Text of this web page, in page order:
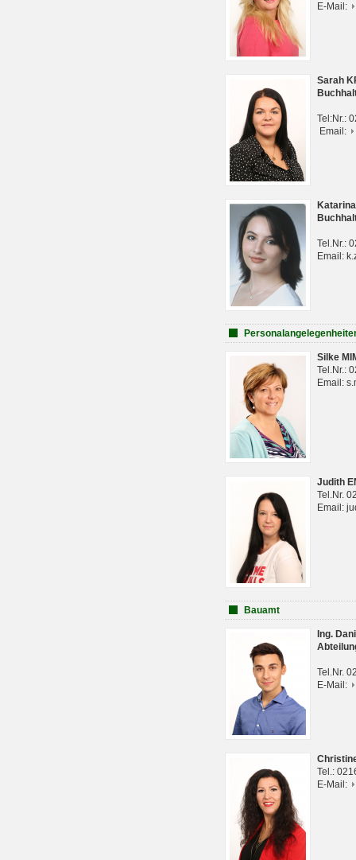
E-Mail:
Sarah
Tel:Nr.:
Email:
Tel.Nr.:
Email:
Silke
Tel.Nr.:
Email:
Judith
Tel.Nr.
Email:
Bauamt
Ing.
Tel.Nr.
E-Mail:
Tel.:
E-Mail: